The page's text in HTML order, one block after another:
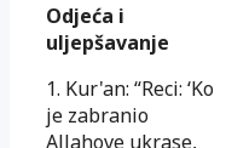
Odjeća i
uljepšavanje
1. Kur'an: “Reci: ‘Ko
je zabranio
Allahove ukrase,